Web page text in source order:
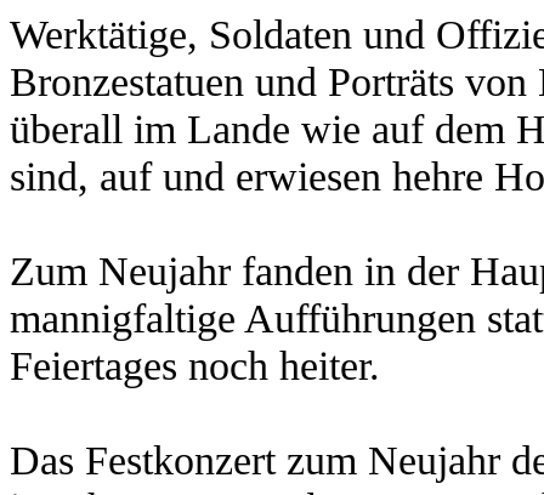
Werktätige, Soldaten und
Bronzestatuen und Porträts
überall im Lande wie auf dem
sind, auf und erwiesen hehre
Zum Neujahr fanden in der
mannigfaltige Aufführungen
Feiertages noch heiter.
Das Festkonzert zum Neujahr